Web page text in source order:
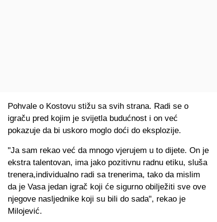
Pohvale o Kostovu stižu sa svih strana. Radi se o
igraču pred kojim je svijetla budućnost i on već
pokazuje da bi uskoro moglo doći do eksplozije.
"Ja sam rekao već da mnogo vjerujem u to dijete. On je
ekstra talentovan, ima jako pozitivnu radnu etiku, sluša
trenera,individualno radi sa trenerima, tako da mislim
da je Vasa jedan igrač koji će sigurno obilježiti sve ove
njegove nasljednike koji su bili do sada", rekao je
Milojević.